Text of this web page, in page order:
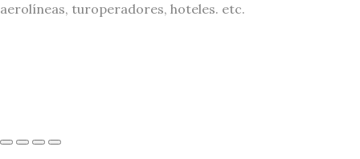
aerolíneas, turoperadores, hoteles. etc.